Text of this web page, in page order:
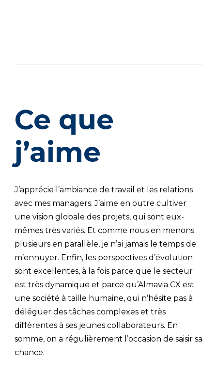
Ce que
j’aime
J’apprécie l’ambiance de travail et les relations
avec mes managers. J’aime en outre cultiver
une vision globale des projets, qui sont eux-
mêmes très variés. Et comme nous en menons
plusieurs en parallèle, je n’ai jamais le temps de
m’ennuyer. Enfin, les perspectives d’évolution
sont excellentes, à la fois parce que le secteur
est très dynamique et parce qu’Almavia CX est
une société à taille humaine, qui n’hésite pas à
déléguer des tâches complexes et très
différentes à ses jeunes collaborateurs. En
somme, on a régulièrement l’occasion de saisir sa
chance.